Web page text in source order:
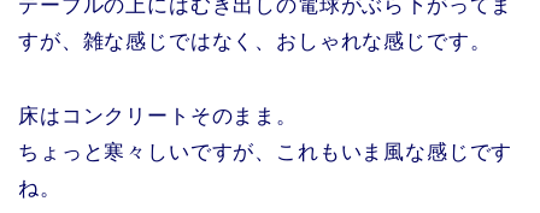
テーブルの上にはむき出しの電球がぶら下がってま
すが、雑な感じではなく、おしゃれな感じです。
床はコンクリートそのまま。
ちょっと寒々しいですが、これもいま風な感じです
ね。